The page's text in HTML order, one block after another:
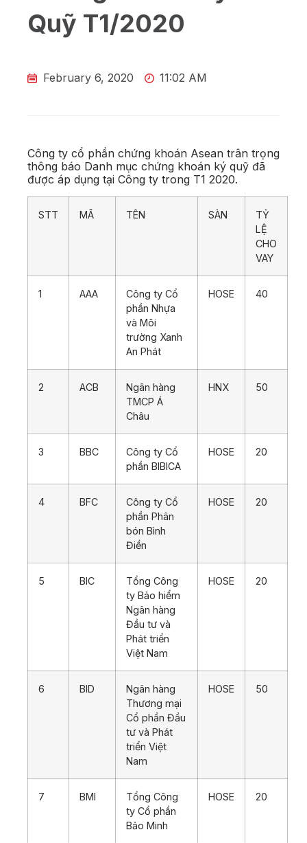
Quỹ T1/2020
February 6, 2020 11:02 AM
Công ty cổ phần chứng khoán Asean trân trọng
thông báo Danh mục chứng khoán ký quỹ đã
được áp dụng tại Công ty trong T1 2020.
STT MÃ TÊN SÀN
TỶ
LỆ
CHO
VAY
1 AAA
Công ty Cổ
phần Nhựa
và Môi
trường Xanh
An Phát
HOSE 40
2 ACB
Ngân hàng
TMCP Á
Châu
HNX 50
3 BBC
Công ty Cổ
phần BIBICA
HOSE 20
4 BFC
Công ty Cổ
phần Phân
bón Bình
Điền
HOSE 20
5 BIC
Tổng Công
ty Bảo hiểm
Ngân hàng
Đầu tư và
Phát triển
Việt Nam
HOSE 20
6 BID
Ngân hàng
Thương mại
Cổ phần Đầu
tư và Phát
triển Việt
Nam
HOSE 50
7 BMI
Tổng Công
ty Cổ phần
Bảo Minh
HOSE 20